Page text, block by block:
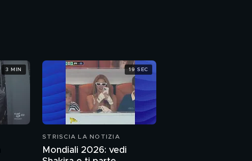
3 MIN
STRISCIA LA NOTIZIA
Mondiali 2026: vedi
19 SEC